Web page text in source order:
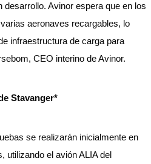
Avinor espera que en los
aeronaves recargables, lo
infraestructura de carga para
CEO interino de Avinor.
Stavanger*
se realizarán inicialmente en
utilizando el avión ALIA del